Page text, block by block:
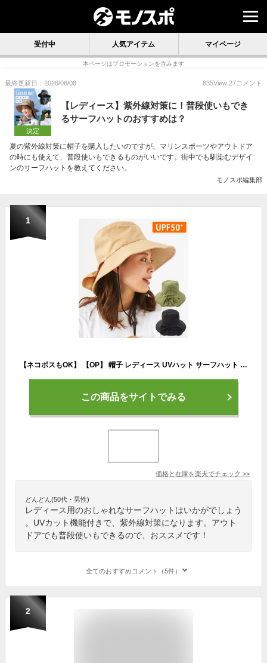
受付中 人気アイテム マイページ
本ページはプロモーションを含みます
最終更新日：2026/06/08 835View 27コメント
決定
【レディース】紫外線対策に！普段使いもでき
るサーフハットのおすすめは？
夏の紫外線対策に帽子を購入したいのですが、マリンスポーツやアウトドア
の時にも使えて、普段使いもできるものがいいです。街中でも馴染むデザイ
ンのサーフハットを教えてください。
モノスポ編集部
1
【ネコポスもOK】 【OP】 帽子 レディース UVハット サーフハット ポケッタブルハット リボン 折りたたみ ひも付き 水陸両用 日よけ付き ワイヤー UVカット UPF50+ サファリハット
この商品をサイトでみる
価格と在庫を楽天でチェック >>
どんどん(50代・男性)
レディース用のおしゃれなサーフハットはいかがでしょう
。UVカット機能付きで、紫外線対策になります。アウト
ドアでも普段使いもできるので、おススメです！
全てのおすすめコメント（5件）
2